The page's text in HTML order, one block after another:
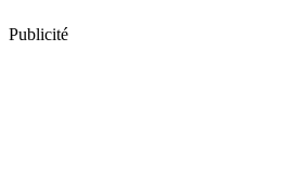
Publicité